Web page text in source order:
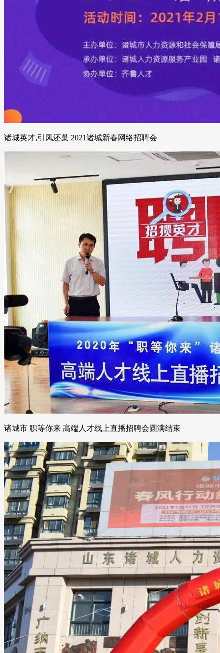
诸城英才,引凤还巢 2021诸城新春网络招聘会
诸城市 职等你来 高端人才线上直播招聘会圆满结束